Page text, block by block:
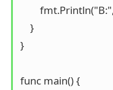
    }
}
func main() {